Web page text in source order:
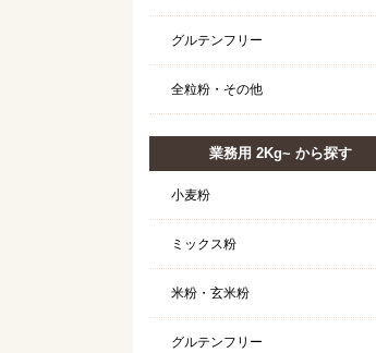
グルテンフリー
全粒粉・その他
業務用 2Kg~ から探す
小麦粉
ミックス粉
米粉・玄米粉
グルテンフリー